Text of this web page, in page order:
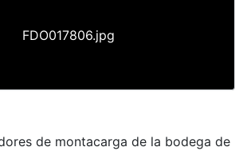
FDO017806.jpg
de montacarga de la bodega de